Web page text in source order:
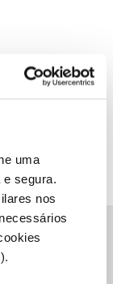
uma
segura.
nos
originais, por
Marque